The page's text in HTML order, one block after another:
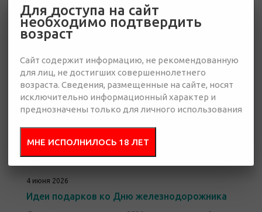
профессиональных праздников в России, в 2026 году это
праздник отмечается 9 августа — во второе воскресенье
августа.
Этот год — юбилейный, так как праздник пройдёт в 70-й
4 июня 2026
Идеи подарков ко Дню железнодорожника
Для доступа на сайт
необходимо подтвердить
возраст
Сайт содержит информацию, не рекомендованную
для лиц, не достигших совершеннолетнего
возраста. Сведения, размещенные на сайте, носят
исключительно информационный характер и
преднозначены только для личного использования
МНЕ ИСПОЛНИЛОСЬ 18 ЛЕТ